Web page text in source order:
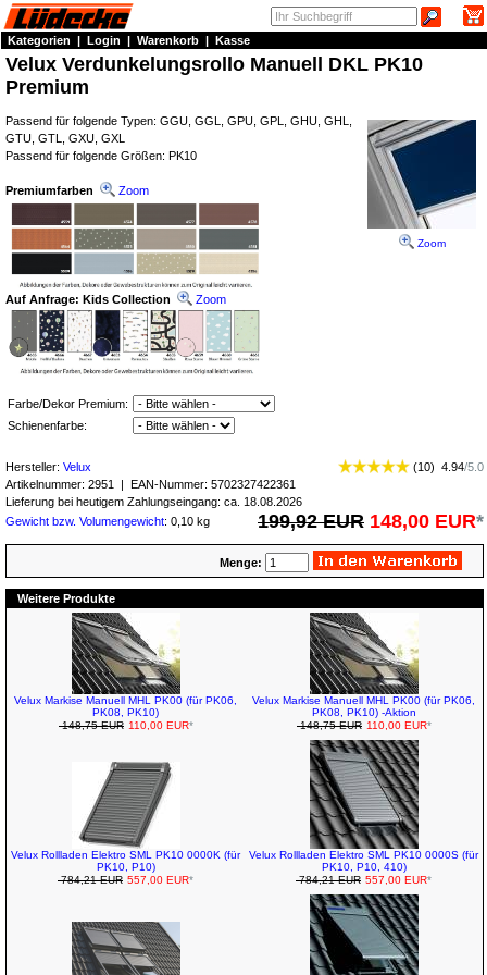
Kategorien | Login | Warenkorb | Kasse
Velux Verdunkelungsrollo Manuell DKL PK10
Premium
Zoom
Passend für folgende Typen: GGU, GGL, GPU, GPL, GHU, GHL,
GTU, GTL, GXU, GXL
Passend für folgende Größen: PK10
Premiumfarben Zoom
Auf Anfrage: Kids Collection Zoom
Farbe/Dekor Premium:
Schienenfarbe:
Hersteller: Velux (10) 4.94/5.0
Artikelnummer: 2951 | EAN-Nummer: 5702327422361
Lieferung bei heutigem Zahlungseingang: ca. 18.08.2026
Gewicht bzw. Volumengewicht: 0,10 kg 199,92 EUR 148,00 EUR*
Menge:
Weitere Produkte
Velux Markise Manuell MHL PK00 (für PK06,
PK08, PK10)
148,75 EUR 110,00 EUR*
Velux Markise Manuell MHL PK00 (für PK06,
PK08, PK10) -Aktion
148,75 EUR 110,00 EUR*
Velux Rollladen Elektro SML PK10 0000K (für
PK10, P10)
784,21 EUR 557,00 EUR*
Velux Rollladen Elektro SML PK10 0000S (für
PK10, P10, 410)
784,21 EUR 557,00 EUR*